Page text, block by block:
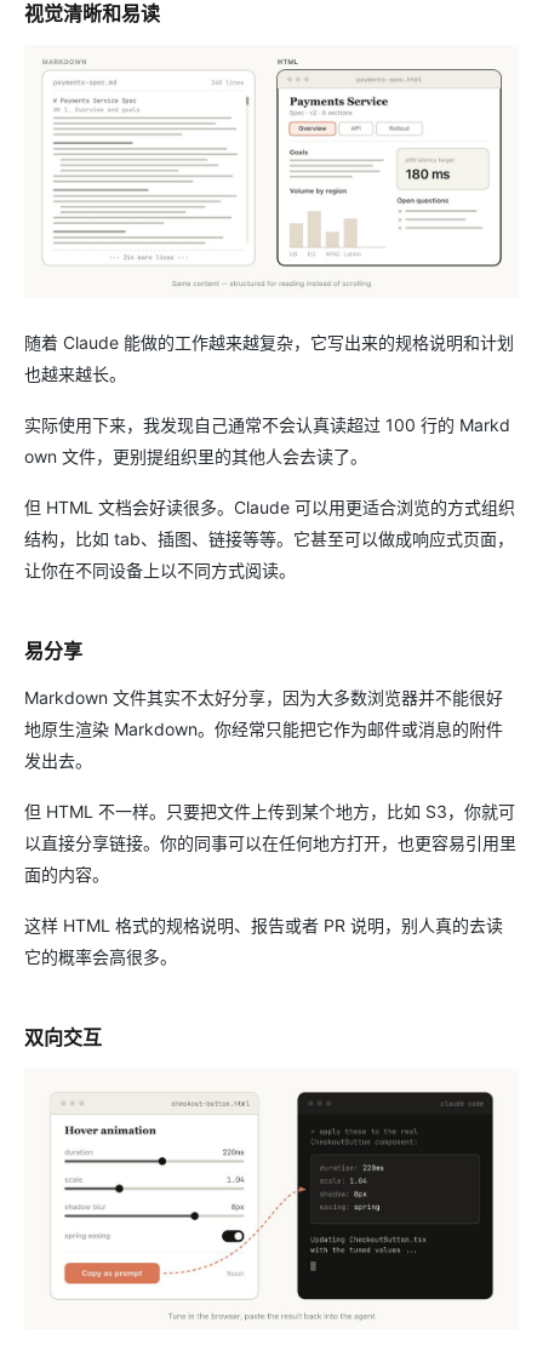
视觉清晰和易读
随着 Claude 能做的工作越来越复杂，它写出来的规格说明和计划
也越来越长。
实际使用下来，我发现自己通常不会认真读超过 100 行的 Markd
own 文件，更别提组织里的其他人会去读了。
但 HTML 文档会好读很多。Claude 可以用更适合浏览的方式组织
结构，比如 tab、插图、链接等等。它甚至可以做成响应式页面，
让你在不同设备上以不同方式阅读。
易分享
Markdown 文件其实不太好分享，因为大多数浏览器并不能很好
地原生渲染 Markdown。你经常只能把它作为邮件或消息的附件
发出去。
但 HTML 不一样。只要把文件上传到某个地方，比如 S3，你就可
以直接分享链接。你的同事可以在任何地方打开，也更容易引用里
面的内容。
这样 HTML 格式的规格说明、报告或者 PR 说明，别人真的去读
它的概率会高很多。
双向交互